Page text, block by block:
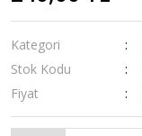
Kategori
Stok Kodu
Fiyat